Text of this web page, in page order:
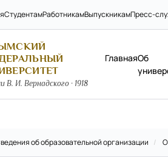
СтудентамРаботникамВыпускникамПресс-
В. И. Вернадского · 1918
ГлавнаяОб
об образовательной организации /